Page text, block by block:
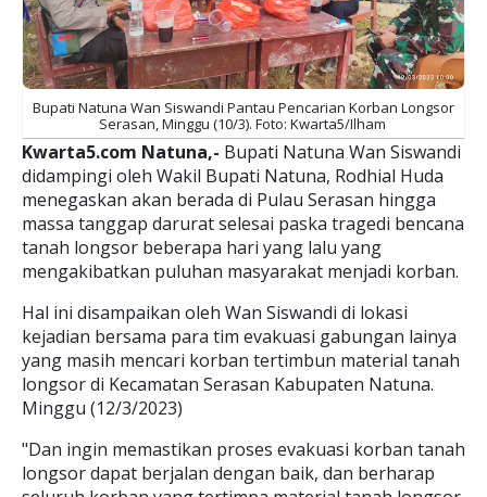
Bupati Natuna Wan Siswandi Pantau Pencarian Korban Longsor
Serasan, Minggu (10/3). Foto: Kwarta5/Ilham
Kwarta5.com Natuna,- Bupati Natuna Wan Siswandi
didampingi oleh Wakil Bupati Natuna, Rodhial Huda
menegaskan akan berada di Pulau Serasan hingga
massa tanggap darurat selesai paska tragedi bencana
tanah longsor beberapa hari yang lalu yang
mengakibatkan puluhan masyarakat menjadi korban.
Hal ini disampaikan oleh Wan Siswandi di lokasi
kejadian bersama para tim evakuasi gabungan lainya
yang masih mencari korban tertimbun material tanah
longsor di Kecamatan Serasan Kabupaten Natuna.
Minggu (12/3/2023)
"Dan ingin memastikan proses evakuasi korban tanah
longsor dapat berjalan dengan baik, dan berharap